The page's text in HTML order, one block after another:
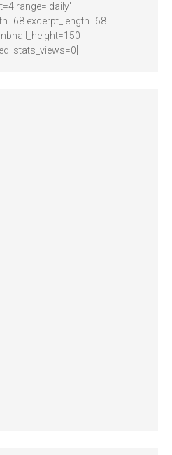
range='daily'
excerpt_length=68
stats_views=0]